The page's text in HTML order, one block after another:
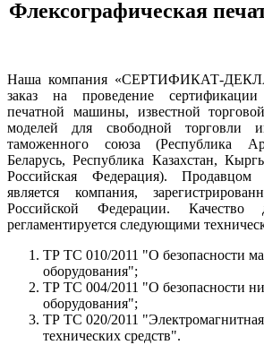
Флексографическая
Наша компания «СЕРТИФИКАТ-
заказ на проведение сертификации
печатной машины, известной
моделей для свободной торговли
таможенного союза (Республика
Беларусь, Республика Казахстан,
Российская Федерация).
является компания,
Российской Федерации. Качество
регламентируется следующими
ТР ТС 010/2011 "О безопасности
оборудования";
ТР ТС 004/2011 "О безопасности
оборудования";
ТР ТС 020/2011
технических средств".